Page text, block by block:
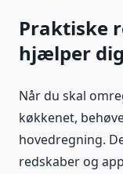
Praktiske
hjælper dig
Når du skal
køkkenet,
hovedregning.
redskaber og